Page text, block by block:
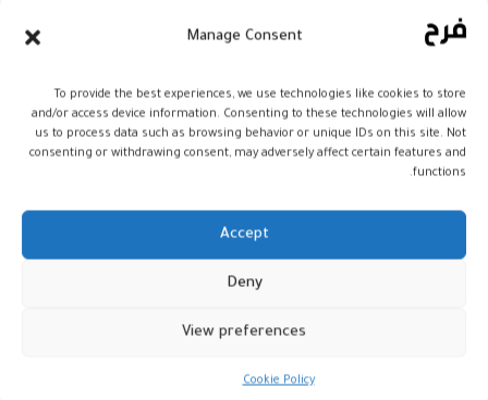
Manage Consent
To provide the best experiences, we use technologies like cookies to store
and/or access device information. Consenting to these technologies will allow
us to process data such as browsing behavior or unique IDs on this site. Not
consenting or withdrawing consent, may adversely affect certain features and
functions.
Accept
Deny
View preferences
Cookie Policy
أعلن البنك الدولي أنه وافق على قرض بقيمة
طويلة الأجل لتعزيز الرأسمال البشري، مفيدا
بأن هذا القرض سیمول المرحلة الثالثة من
المبادرة الوطنية للتنمية البشرية مع التركيز
وحسب بيان للبنك الدولي، قال جيسكو
هينتشيل، المدير الإقليمي لدائرة المغرب
العربي بالبنك الدولي، إن “المسار الاجتماعي
والاقتصادي المستقبلي للمغرب مشروط
تحقيق تراكم رأس المال البشري وتوزيعه على